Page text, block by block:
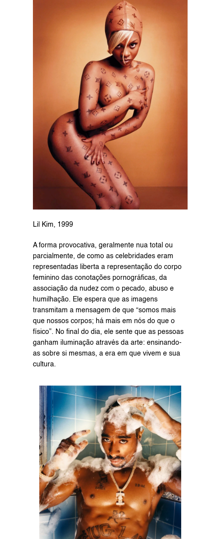
Lil Kim, 1999
A forma provocativa, geralmente nua total ou
parcialmente, de como as celebridades eram
representadas liberta a representação do corpo
feminino das conotações pornográficas, da
associação da nudez com o pecado, abuso e
humilhação. Ele espera que as imagens
transmitam a mensagem de que “somos mais
que nossos corpos; há mais em nós do que o
físico”. No final do dia, ele sente que as pessoas
ganham iluminação através da arte: ensinando-
as sobre si mesmas, a era em que vivem e sua
cultura.